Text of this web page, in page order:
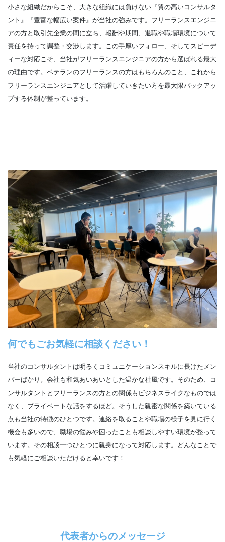
小さな組織だからこそ、大きな組織には負けない『質の高いコンサルタ
ント』『豊富な幅広い案件』が当社の強みです。フリーランスエンジニ
アの方と取引先企業の間に立ち、報酬や期間、退職や職場環境について
責任を持って調整・交渉します。この手厚いフォロー、そしてスピーデ
ィーな対応こそ、当社がフリーランスエンジニアの方から選ばれる最大
の理由です。ベテランのフリーランスの方はもちろんのこと、これから
フリーランスエンジニアとして活躍していきたい方を最大限バックアッ
プする体制が整っています。
何でもごお気軽に相談ください！
当社のコンサルタントは明るくコミュニケーションスキルに長けたメン
バーばかり。会社も和気あいあいとした温かな社風です。そのため、コ
ンサルタントとフリーランスの方との関係もビジネスライクなものでは
なく、プライベートな話をするほど。そうした親密な関係を築いている
点も当社の特徴のひとつです。連絡を取ることや職場の様子を見に行く
機会も多いので、職場の悩みや困ったことも相談しやすい環境が整って
います。その相談一つひとつに親身になって対応します。どんなことで
も気軽にご相談いただけると幸いです！
代表者からのメッセージ